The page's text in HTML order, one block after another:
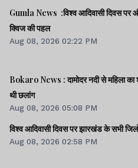
Gumla News :विश्व आदिवासी दिवस पर
क्विज की पहल
Aug 08, 2026 02:22 PM
Bokaro News : दामोदर नदी से महिला
थी छलांग
Aug 08, 2026 05:08 PM
विश्व आदिवासी दिवस पर झारखंड के सभी
Aug 08, 2026 02:58 PM